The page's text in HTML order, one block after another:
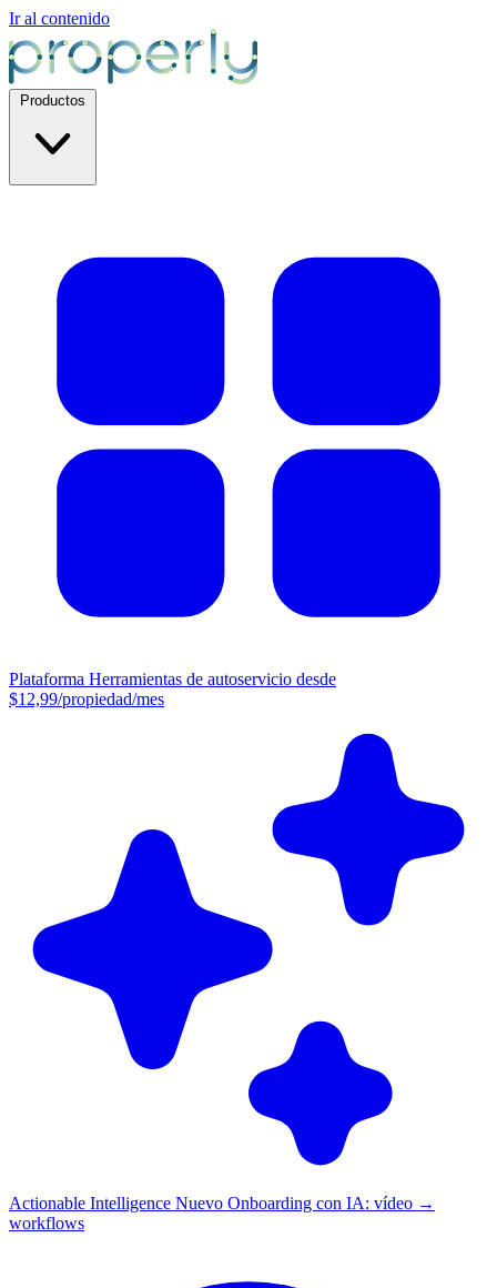
Ir al contenido
Plataforma Herramientas de autoservicio desde
$12,99/propiedad/mes
Actionable Intelligence Nuevo Onboarding con IA: vídeo →
workflows